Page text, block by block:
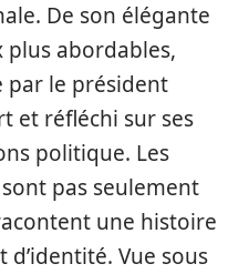
De son élégante
plus abordables,
par le président
et réfléchi sur ses
politique. Les
pas seulement
une histoire
Vue sous